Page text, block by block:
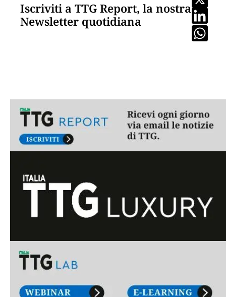
Iscriviti a TTG Report, la nostra
Newsletter quotidiana